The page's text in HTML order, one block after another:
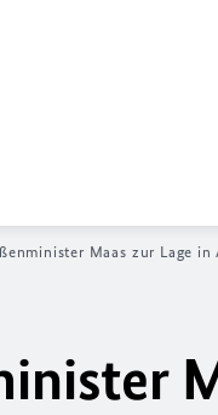
Maas zur Lage in